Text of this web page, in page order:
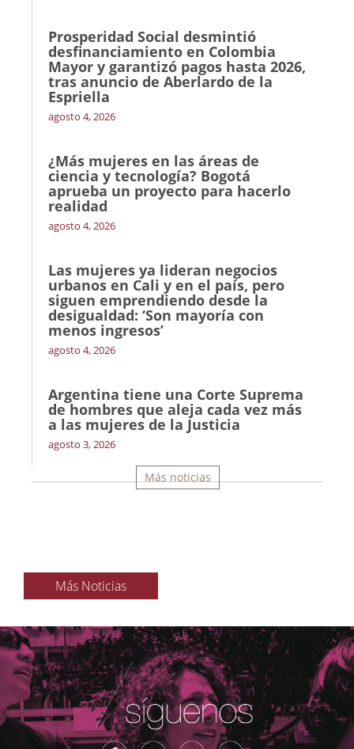
Prosperidad Social desmintió
desfinanciamiento en Colombia
Mayor y garantizó pagos hasta 2026,
tras anuncio de Aberlardo de la
Espriella
agosto 4, 2026
¿Más mujeres en las áreas de
ciencia y tecnología? Bogotá
aprueba un proyecto para hacerlo
realidad
agosto 4, 2026
Las mujeres ya lideran negocios
urbanos en Cali y en el país, pero
siguen emprendiendo desde la
desigualdad: ‘Son mayoría con
menos ingresos’
agosto 4, 2026
Argentina tiene una Corte Suprema
de hombres que aleja cada vez más
a las mujeres de la Justicia
agosto 3, 2026
Más noticias
Más Noticias